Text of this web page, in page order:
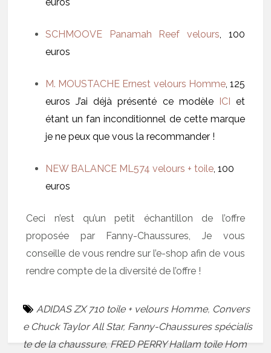
SCHMOOVE Panamah Reef velours , 100
euros
M. MOUSTACHE Ernest velours Homme, 125
euros J’ai déjà présenté ce modèle ICI et
étant un fan inconditionnel de cette marque
je ne peux que vous la recommander !
NEW BALANCE ML574 velours + toile , 100
euros
Ceci n’est qu’un petit échantillon de l’offre
proposée par Fanny-Chaussures, Je vous
conseille de vous rendre sur l’e-shop afin de vous
rendre compte de la diversité de l’offre !
ADIDAS ZX 710 toile + velours Homme, Convers
e Chuck Taylor All Star, Fanny-Chaussures spécialis
te de la chaussure,FRED PERRY Hallam toile Hom